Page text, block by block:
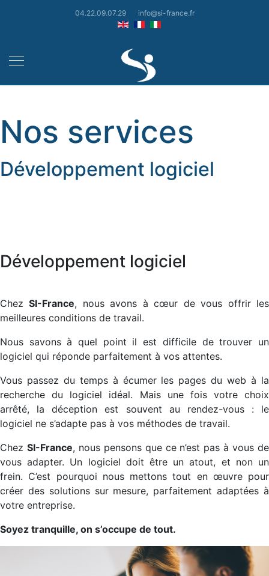
04.22.09.07.29 info@si-france.fr
Nos services
Développement logiciel
Développement logiciel
ChezSI-France, nous avons à cœur de vous offrir les
meilleures conditions de travail.
Nous savons à quel point il est difficile de trouver un
logiciel qui réponde parfaitement à vos attentes.
Vous passez du temps à écumer les pages du web à la
recherche du logiciel idéal. Mais une fois votre choix
arrêté, la déception est souvent au rendez-vous : le
logiciel ne s’adapte pas à vos méthodes de travail.
Chez SI-France, nous pensons que ce n’est pas à vous de
vous adapter. Un logiciel doit être un atout, et non un
frein. C’est pourquoi nous mettons tout en œuvre pour
créer des solutions sur mesure, parfaitement adaptées à
votre entreprise.
Soyez tranquille, on s’occupe de tout.